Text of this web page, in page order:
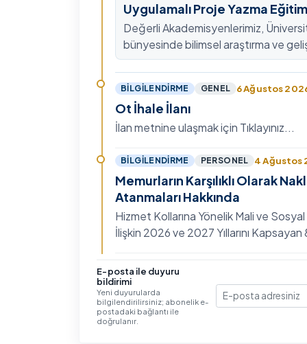
Uygulamalı Proje Yazma
Değerli Akademisyenlerimiz,
bünyesinde bilimsel araştırma ve
kültürünü güçlendirmek, ulusal ve
fon mekanizmala…
BILGILENDIRME GENEL 6 Ağustos
Ot İhale İlanı
İlan metnine ulaşmak için Tıklayınız...
BILGILENDIRME PERSONEL 4 Ağustos
Memurların Karşılıklı Olarak
Atanmaları Hakkında
Hizmet Kollarına Yönelik Mali ve
İlişkin 2026 ve 2027 Yıllarını
Hizmet…
BILGILENDIRME
IV. Uluslararası İlişkiler
Ayrıntılı bilgi ve başvuru için Tıklayınız...
E-posta ile duyuru
bildirimi
Yeni duyurularda
bilgilendirilirsiniz; abonelik e-
postadaki bağlantı ile
doğrulanır.
E-posta